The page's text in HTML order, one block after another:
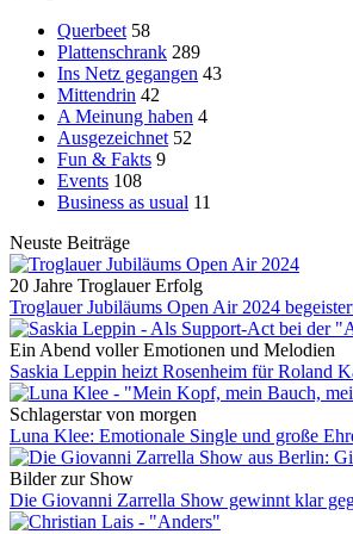
Querbeet 58
Plattenschrank 289
Ins Netz gegangen 43
Mittendrin 42
A Meinung haben 4
Ausgezeichnet 52
Fun & Fakts 9
Events 108
Business as usual 11
Neuste Beiträge
20 Jahre Troglauer Erfolg
Troglauer Jubiläums Open Air 2024
Ein Abend voller Emotionen und Melodien
Saskia Leppin heizt Rosenheim für Roland
Schlagerstar von morgen
Luna Klee: Emotionale Single und große
Bilder zur Show
Die Giovanni Zarrella Show gewinnt klar